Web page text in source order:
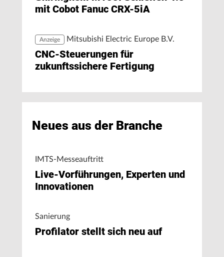
mit Cobot Fanuc CRX-5iA
Anzeige Mitsubishi Electric Europe B.V.
CNC-Steuerungen für
zukunftssichere Fertigung
Neues aus der Branche
IMTS-Messeauftritt
Live-Vorführungen, Experten und
Innovationen
Sanierung
Profilator stellt sich neu auf